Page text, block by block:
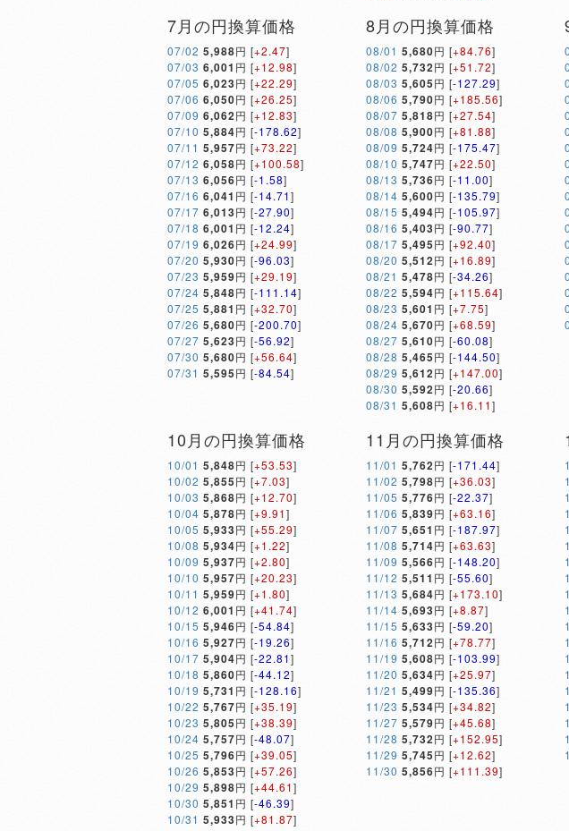
7月の円換算価格
07/02 5,988円 [+2.47]
07/03 6,001 円 [+12.98]
07/05 6,023円 [+22.29]
07/06 6,050円 [+26.25]
07/09 6,062円 [+12.83]
07/10 5,884円 [-178.62]
07/11 5,957円 [+73.22]
07/12 6,058円 [+100.58]
07/13 6,056円 [-1.58]
07/16 6,041 円 [-14.71]
07/17 6,013円 [-27.90]
07/18 6,001 円 [-12.24]
07/19 6,026円 [+24.99]
07/20 5,930円 [-96.03]
07/23 5,959円 [+29.19]
07/24 5,848円 [-111.14]
07/25 5,881 円 [+32.70]
07/26 5,680円 [-200.70]
07/27 5,623円 [-56.92]
07/30 5,680円 [+56.64]
07/31 5,595円 [-84.54]
8月の円換算価格
08/01 5,680円 [+84.76]
08/02 5,732円 [+51.72]
08/03 5,605円 [-127.29]
08/06 5,790円 [+185.56]
08/07 5,818円 [+27.54]
08/08 5,900円 [+81.88]
08/09 5,724円 [-175.47]
08/10 5,747円 [+22.50]
08/13 5,736円 [-11.00]
08/14 5,600円 [-135.79]
08/15 5,494円 [-105.97]
08/16 5,403円 [-90.77]
08/17 5,495円 [+92.40]
08/20 5,512円 [+16.89]
08/21 5,478円 [-34.26]
08/22 5,594円 [+115.64]
08/23 5,601 円 [+7.75]
08/24 5,670円 [+68.59]
08/27 5,610円 [-60.08]
08/28 5,465円 [-144.50]
08/29 5,612円 [+147.00]
08/30 5,592円 [-20.66]
08/31 5,608円 [+16.11]
10月の円換算価格
10/01 5,848円 [+53.53]
10/02 5,855円 [+7.03]
10/03 5,868円 [+12.70]
10/04 5,878円 [+9.91]
10/05 5,933円 [+55.29]
10/08 5,934円 [+1.22]
10/09 5,937円 [+2.80]
10/10 5,957円 [+20.23]
10/11 5,959円 [+1.80]
10/12 6,001 円 [+41.74]
10/15 5,946円 [-54.84]
10/16 5,927円 [-19.26]
10/17 5,904円 [-22.81]
10/18 5,860円 [-44.12]
10/19 5,731 円 [-128.16]
10/22 5,767円 [+35.19]
10/23 5,805円 [+38.39]
10/24 5,757円 [-48.07]
10/25 5,796円 [+39.05]
10/26 5,853円 [+57.26]
10/29 5,898円 [+44.61]
10/30 5,851 円 [-46.39]
10/31 5,933円 [+81.87]
11月の円換算価格
11/01 5,762円 [-171.44]
11/02 5,798円 [+36.03]
11/05 5,776円 [-22.37]
11/06 5,839円 [+63.16]
11/07 5,651 円 [-187.97]
11/08 5,714円 [+63.63]
11/09 5,566円 [-148.20]
11/12 5,511 円 [-55.60]
11/13 5,684円 [+173.10]
11/14 5,693円 [+8.87]
11/15 5,633円 [-59.20]
11/16 5,712円 [+78.77]
11/19 5,608円 [-103.99]
11/20 5,634円 [+25.97]
11/21 5,499円 [-135.36]
11/23 5,534円 [+34.82]
11/27 5,579円 [+45.68]
11/28 5,732円 [+152.95]
11/29 5,745円 [+12.62]
11/30 5,856円 [+111.39]